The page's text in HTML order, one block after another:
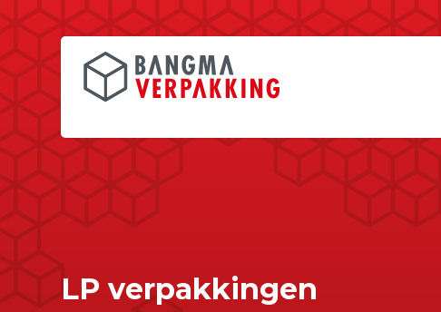
LP verpakkingen